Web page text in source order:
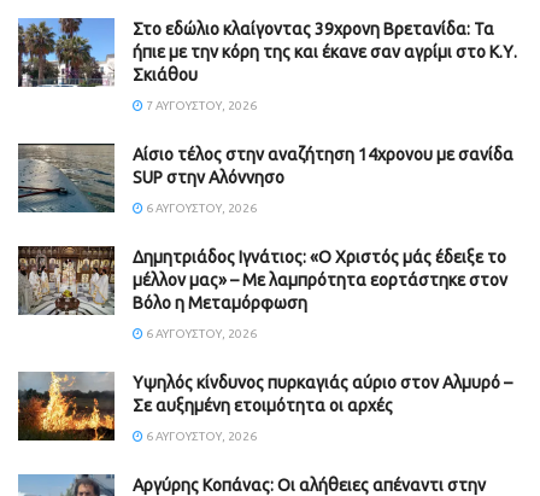
Στο εδώλιο κλαίγοντας 39χρονη Βρετανίδα: Τα
ήπιε με την κόρη της και έκανε σαν αγρίμι στο Κ.Υ.
Σκιάθου
7 ΑΥΓΟΎΣΤΟΥ, 2026
Αίσιο τέλος στην αναζήτηση 14χρονου με σανίδα
SUP στην Αλόννησο
6 ΑΥΓΟΎΣΤΟΥ, 2026
Δημητριάδος Ιγνάτιος: «Ο Χριστός μάς έδειξε το
μέλλον μας» – Με λαμπρότητα εορτάστηκε στον
Βόλο η Μεταμόρφωση
6 ΑΥΓΟΎΣΤΟΥ, 2026
Υψηλός κίνδυνος πυρκαγιάς αύριο στον Αλμυρό –
Σε αυξημένη ετοιμότητα οι αρχές
6 ΑΥΓΟΎΣΤΟΥ, 2026
Aργύρης Κοπάνας: Οι αλήθειες απέναντι στην